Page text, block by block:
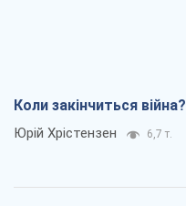
Коли закінчиться війна?
Юрій Хрістензен 6,7 т.